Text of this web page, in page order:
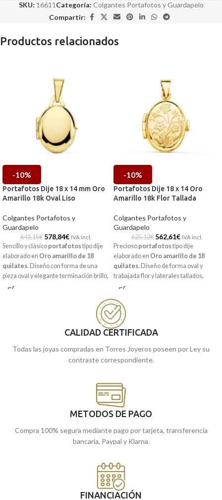
SKU: 16611 Categoría: Colgantes Portafotos y Guardapelo
Compartir:
Productos relacionados
-10%
Portafotos Dije 18 x 14 mm Oro
Amarillo 18k Oval Liso
Colgantes Portafotos y
Guardapelo
643,15€ 578,84€ IVA incl.
Sencillo y clásico portafotostipo dije
elaborado en Oro amarillo de 18
quilates. Diseño con forma de una
pieza oval y elegante terminación brillo,
ideado para que guardes una foto o tus
tiendas de Málaga y Melilla, o
casa.
-10%
Portafotos Dije 18 x 14 Oro
Amarillo 18k Flor Tallada
Colgantes Portafotos y
Guardapelo
625,12€ 562,61€ IVA incl.
Precioso portafotostipo dije
elaborado en Oro amarillo de 18
quilates. Diseño de forma oval y
trabajada flor y laterales tallados,
ideado para que guardes una foto o tus
ti. Una joya que te acompañará
siempre.
Puedes encontrarla en nuestras
prefieres, encargarla online y te la
enviamos a casa.
CALIDAD CERTIFICADA
Todas las joyas compradas en Torres Joyeros poseen por Ley su
contraste correspondiente.
METODOS DE PAGO
Compra 100% segura mediante pago por tarjeta, transferencia
bancaria, Paypal y Klarna.
FINANCIACIÓN